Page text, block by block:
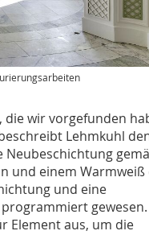
die wir vorgefunden
Lehmkuhl
Neubeschichtung
und einem
und eine
gewesen.
Element aus, um die